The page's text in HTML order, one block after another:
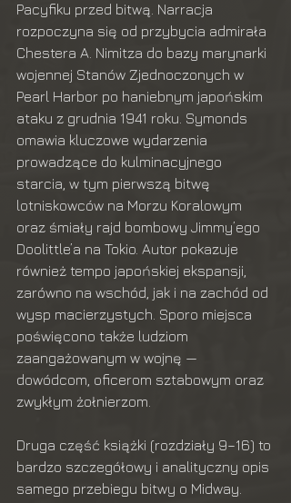
Pacyfiku przed bitwą. Narracja
rozpoczyna się od przybycia admirała
Chestera A. Nimitza do bazy marynarki
wojennej Stanów Zjednoczonych w
Pearl Harbor po haniebnym japońskim
ataku z grudnia 1941 roku. Symonds
omawia kluczowe wydarzenia
prowadzące do kulminacyjnego
starcia, w tym pierwszą bitwę
lotniskowców na Morzu Koralowym
oraz śmiały rajd bombowy Jimmy’ego
Doolittle’a na Tokio. Autor pokazuje
również tempo japońskiej ekspansji,
zarówno na wschód, jak i na zachód od
wysp macierzystych. Sporo miejsca
poświęcono także ludziom
zaangażowanym w wojnę —
dowódcom, oficerom sztabowym oraz
zwykłym żołnierzom.
Druga część książki (rozdziały 9–16) to
bardzo szczegółowy i analityczny opis
samego przebiegu bitwy o Midway.